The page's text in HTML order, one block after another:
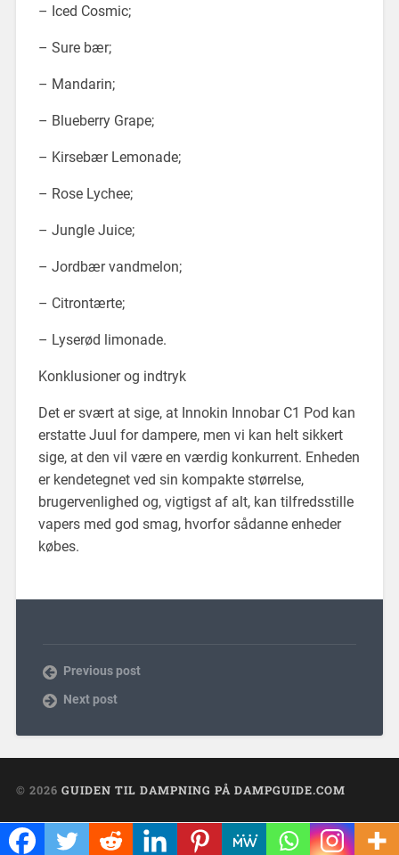
– Iced Cosmic;
– Sure bær;
– Mandarin;
– Blueberry Grape;
– Kirsebær Lemonade;
– Rose Lychee;
– Jungle Juice;
– Jordbær vandmelon;
– Citrontærte;
– Lyserød limonade.
Konklusioner og indtryk
Det er svært at sige, at Innokin Innobar C1 Pod kan
erstatte Juul for dampere, men vi kan helt sikkert
sige, at den vil være en værdig konkurrent. Enheden
er kendetegnet ved sin kompakte størrelse,
brugervenlighed og, vigtigst af alt, kan tilfredsstille
vapers med god smag, hvorfor sådanne enheder
købes.
Previous post
Next post
© 2026 GUIDEN TIL DAMPNING PÅ DAMPGUIDE.COM